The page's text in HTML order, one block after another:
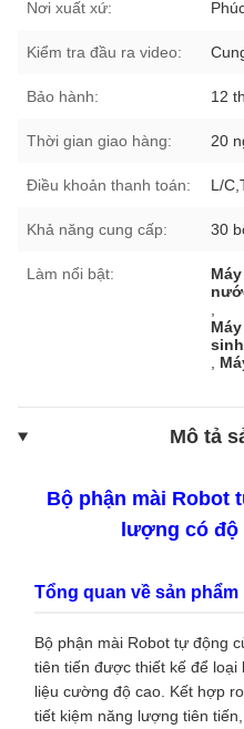
Nơi xuất xứ:
Kiểm tra đầu ra video:
Bảo hành: 12
Thời gian giao hàng: 20
Điều khoản thanh toán: L/
Khả năng cung cấp: 30
Làm nổi bật:
sinh
Mô tả
Bộ phận mài Robot
lượng có độ
Tổng quan về sản phẩm
Bộ phận mài Robot tự động
tiên tiến được thiết kế để
liệu cường độ cao. Kết hợp
tiết kiệm năng lượng tiên